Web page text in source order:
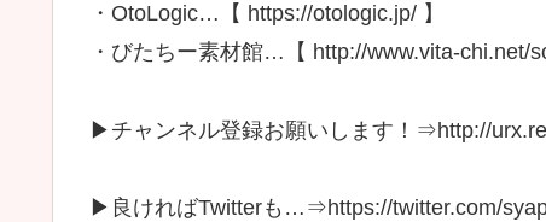
・OtoLogic…【 https://otologic.jp/ 】
・びたちー素材館…【 http://www.vita-chi.net/
▶チャンネル登録お願いします！⇒http://
▶良ければTwitterも…⇒https://twitter.com/